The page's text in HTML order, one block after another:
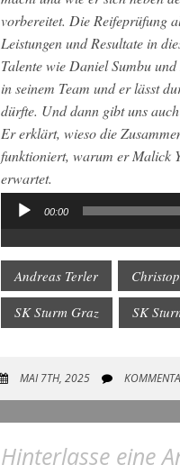
vorbereitet. Die Reifeprüfung
Leistungen und Resultate in
Talente wie Daniel Sumbu
in seinem Team und er lässt
dürfte. Und dann gibt uns
Er erklärt, wieso die
funktioniert, warum er Malick
erwartet.
Audio-
00:00
Andreas Terler
SK Sturm Graz SK
MAI 7TH, 2025
Hinterlasse eine